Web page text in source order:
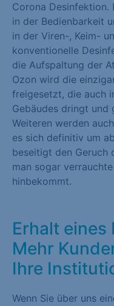
Corona Desinfektion.
in der Bedienbarkeit
in der Viren-, Keim-
konventionelle
die Aufspaltung der
Ozon wird die
freigesetzt, die auch
Gebäudes dringt und
Weiteren werden
es sich definitiv um
beseitigt den Geruch
man sogar
hinbekommt.
Erhalt eines
Mehr
Ihre
Wenn Sie über uns
Inhalte von
werden standardmäßig
Medien akzeptiert
Cookie-